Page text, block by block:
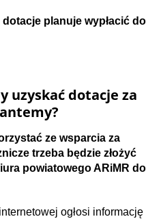
planuje wypłacić do
uzyskać dotacje za
ze wsparcia za
trzeba będzie złożyć
powiatowego ARiMR do
ogłosi informację